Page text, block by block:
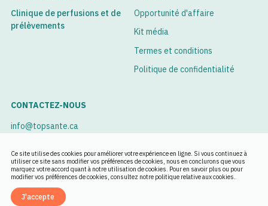
Ce site utilise des cookies pour améliorer votre expérience en ligne. Si vous continuez à
utiliser ce site sans modifier vos préférences de cookies, nous en conclurons que vous
marquez votre accord quant à notre utilisation de cookies. Pour en savoir plus ou pour
modifier vos préférences de cookies, consultez notre politique relative aux cookies.
J'accepte
Clinique de perfusions et de
prélèvements
Opportunité d'affaire
Kit média
Termes et conditions
Politique de confidentialité
CONTACTEZ-NOUS
info@topsante.ca
Rendez-vous
English